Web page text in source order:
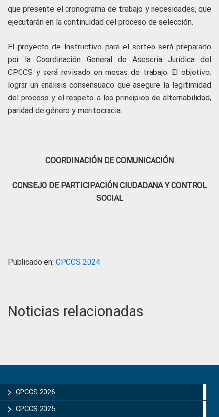
que presente el cronograma de trabajo y necesidades, que
ejecutarán en la continuidad del proceso de selección.
El proyecto de Instructivo para el sorteo será preparado
por la Coordinación General de Asesoría Jurídica del
CPCCS y será revisado en mesas de trabajo. El objetivo:
lograr un análisis consensuado que asegure la legitimidad
del proceso y el respeto a los principios de alternabilidad,
paridad de género y meritocracia.
COORDINACIÓN DE COMUNICACIÓN
CONSEJO DE PARTICIPACIÓN CIUDADANA Y CONTROL
SOCIAL
Publicado en: CPCCS 2024
Noticias relacionadas
Sidebar
CPCCS 2026
CPCCS 2025